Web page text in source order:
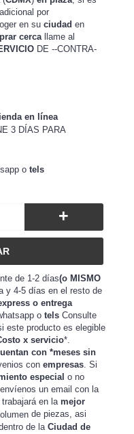
adicional por
en su ciudad en
cercallame al
DE --CONTRA-
en línea
3 DÍAS PARA
o tels
+
de 1-2 días(o MISMO
y 4-5 días en el resto de
o entrega
o tels Consulte
este producto es elegible
x servicio*.
con *meses sin
con empresas . Si
especial o no
un email con la
en la mejor
de piezas, asi
de la Ciudad de